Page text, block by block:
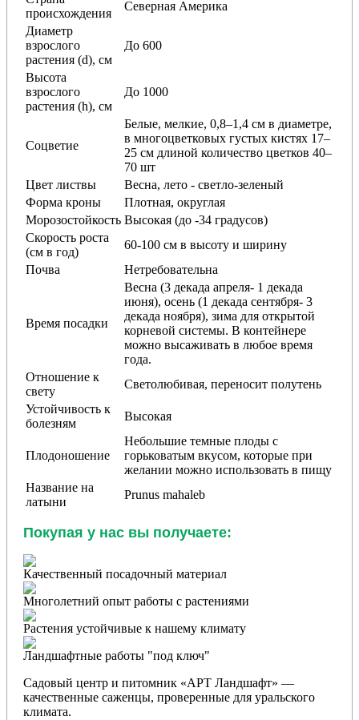
происхождения
Северная Америка
Диаметр
взрослого
растения (d), см
До 600
Высота
взрослого
растения (h), см
До 1000
Соцветие
Белые, мелкие, 0,8–1,4 см в диаметре,
в многоцветковых густых кистях 17–
25 см длиной количество цветков 40–
70 шт
Цвет листвы
Весна, лето - светло-зеленый
Форма кроны
Плотная, округлая
Морозостойкость Высокая (до -34 градусов)
Скорость роста
(см в год)
60-100 см в высоту и ширину
Почва
Нетребовательна
Время посадки
Весна (3 декада апреля- 1 декада
июня), осень (1 декада сентября- 3
декада ноября), зима для открытой
корневой системы. В контейнере
можно высаживать в любое время
года.
Отношение к
свету
Светолюбивая, переносит полутень
Устойчивость к
болезням
Высокая
Плодоношение
Небольшие темные плоды с
горьковатым вкусом, которые при
желании можно использовать в пищу
Название на
латыни
Prunus mahaleb
Покупая у нас вы получаете:
Качественный посадочный материал
Многолетний опыт работы с растениями
Растения устойчивые к нашему климату
Ландшафтные работы "под ключ"
Садовый центр и питомник «АРТ Ландшафт» —
качественные саженцы, проверенные для уральского
климата.